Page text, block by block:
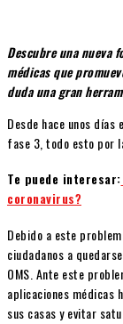
Descubre una nueva
médicas que
duda una gran
Desde hace unos
fase 3, todo esto por
Te puede interesar:
coronavirus?
Debido a este
ciudadanos a
OMS. Ante este
aplicaciones médicas
sus casas y evitar